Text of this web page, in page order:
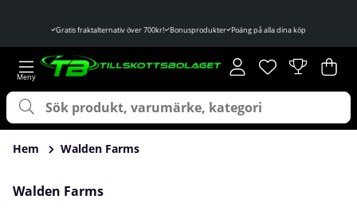
Gratis fraktalternativ över 700kr! Bonusprodukter Poäng på alla dina köp
Önskelista
Antal i
. .
Hem Walden Farms
Walden Farms